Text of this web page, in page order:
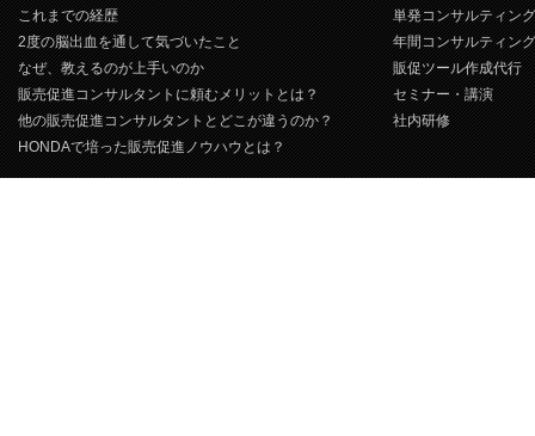
これまでの経歴
2度の脳出血を通して気づいたこと
なぜ、教えるのが上手いのか
販売促進コンサルタントに頼むメリットとは？
他の販売促進コンサルタントとどこが違うのか？
HONDAで培った販売促進ノウハウとは？
単発コンサルティング
年間コンサルティング
販促ツール作成代行
セミナー・講演
社内研修